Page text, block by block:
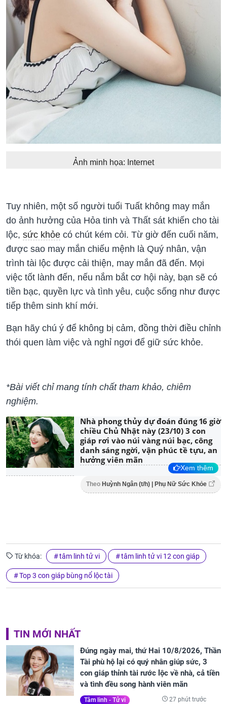
Ảnh minh họa: Internet
Tuy nhiên, một số người tuổi Tuất không may mắn
do ảnh hưởng của Hỏa tinh và Thất sát khiến cho tài
lộc, sức khỏe có chút kém cỏi. Từ giờ đến cuối năm,
được sao may mắn chiếu mệnh là Quý nhân, vận
trình tài lộc được cải thiện, may mắn đã đến. Mọi
việc tốt lành đến, nếu nắm bắt cơ hội này, bạn sẽ có
tiền bạc, quyền lực và tình yêu, cuộc sống như được
tiếp thêm sinh khí mới.
Bạn hãy chú ý để không bị cảm, đồng thời điều chỉnh
thói quen làm việc và nghỉ ngơi để giữ sức khỏe.
*Bài viết chỉ mang tính chất tham khảo, chiêm
nghiệm.
Nhà phong thủy dự đoán đúng 16 giờ
chiều Chủ Nhật này (23/10) 3 con
giáp rơi vào núi vàng núi bạc, công
danh sáng ngời, vận phúc tề tựu, an
hưởng viên mãn
Xem thêm
Theo Huỳnh Ngân (t/h) | Phụ Nữ Sức Khỏe
Từ khóa: tâm linh tử vi tâm linh tử vi 12 con giáp
Top 3 con giáp bùng nổ lộc tài
TIN MỚI NHẤT
Đúng ngày mai, thứ Hai 10/8/2026, Thần
Tài phù hộ lại có quý nhân giúp sức, 3
con giáp thỉnh tài rước lộc về nhà, cả tiền
và tình đều song hành viên mãn
Tâm linh - Tử vi 27 phút trước